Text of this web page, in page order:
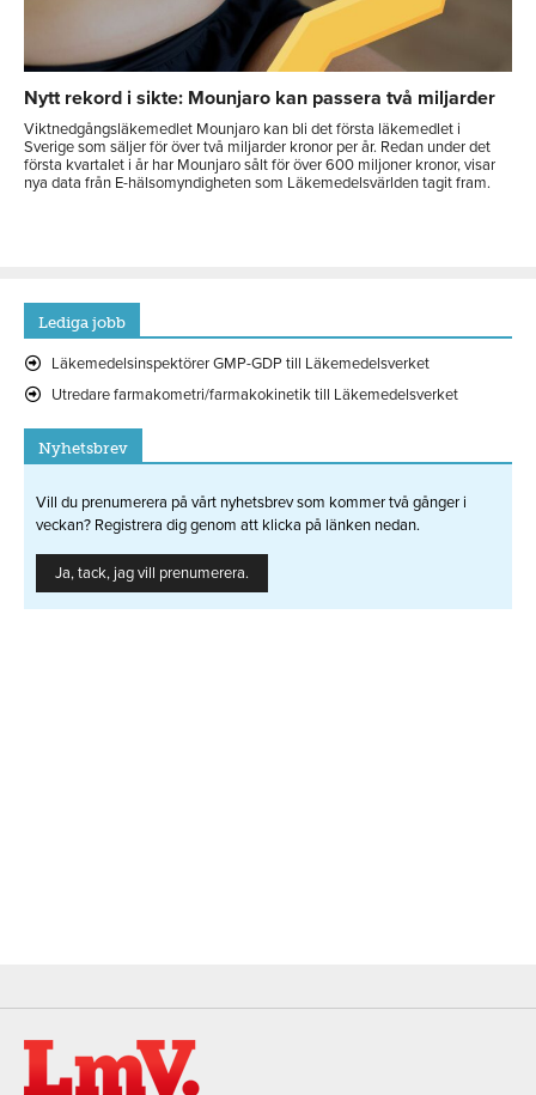
Nytt rekord i sikte: Mounjaro kan passera två miljarder
Viktnedgångsläkemedlet Mounjaro kan bli det första läkemedlet i
Sverige som säljer för över två miljarder kronor per år. Redan under det
första kvartalet i år har Mounjaro sålt för över 600 miljoner kronor, visar
nya data från E-hälsomyndigheten som Läkemedelsvärlden tagit fram.
Lediga jobb
Läkemedelsinspektörer GMP-GDP till Läkemedelsverket
Utredare farmakometri/farmakokinetik till Läkemedelsverket
Nyhetsbrev
Vill du prenumerera på vårt nyhetsbrev som kommer två gånger i
veckan? Registrera dig genom att klicka på länken nedan.
Ja, tack, jag vill prenumerera.